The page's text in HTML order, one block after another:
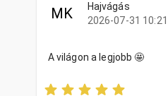
MK
Hajvágás
2026-07-31 10:21
A világon a legjobb 🤩